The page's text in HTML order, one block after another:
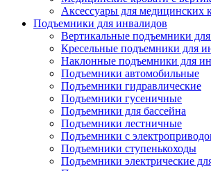
Аксессуары для медицинских
Подъемники для инвалидов
Вертикальные подъемники
Кресельные подъемники для
Наклонные подъемники для
Подъемники автомобильные
Подъемники гидравлические
Подъемники гусеничные
Подъемники для бассейна
Подъемники лестничные
Подъемники с
Подъемники ступенькоходы
Подъемники электрические